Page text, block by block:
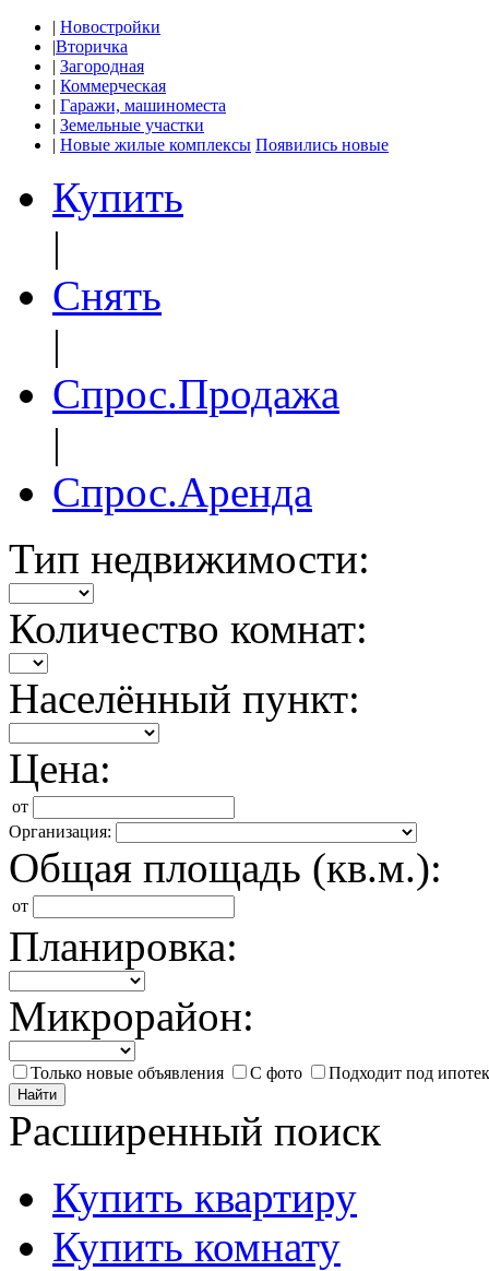
| Новостройки
|Вторичка
| Загородная
| Коммерческая
| Гаражи, машиноместа
| Земельные участки
| Новые жилые комплексы Появились новые
Купить
|
Снять
|
Спрос.Продажа
|
Спрос.Аренда
Тип недвижимости:
Количество комнат:
Населённый пункт:
Цена:
от
Организация:
Общая площадь (кв.м.):
от
Планировка:
Микрорайон:
Только новые объявления С фото Подходит под
Найти
Расширенный поиск
Купить квартиру
Купить комнату